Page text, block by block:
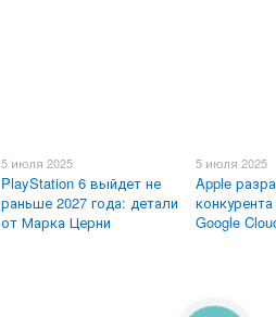
5 июля 2025
PlayStation 6 выйдет не
раньше 2027 года: детали
от Марка Церни
5 июля 2025
Apple
Google